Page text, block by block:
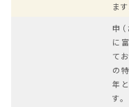
ます
申
に
て
の
年
す。